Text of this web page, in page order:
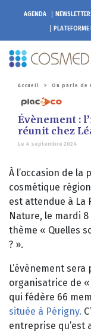
AGENDA
PLATEFORME
Accueil > On parle de
Évènement :
réunit chez
Le 4 septembre 2024
À l’occasion de la
cosmétique
est attendue à La
Nature, le mardi
thème « Quelles
? ».
L’évènement
organisatrice de
qui fédère 66
située à Périgny.
entreprise qu’est